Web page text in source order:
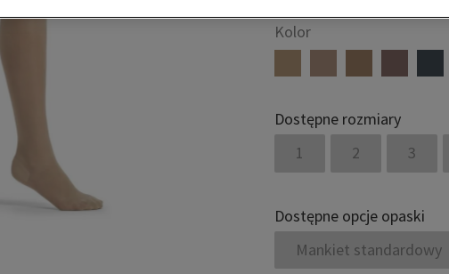
Kolor
Dostępne rozmiary
1
2 3
Dostępne opcje opaski
Mankiet standardowy